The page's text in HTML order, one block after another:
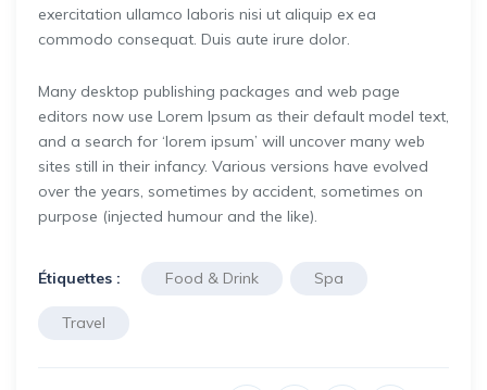
exercitation ullamco laboris nisi ut aliquip ex ea
commodo consequat. Duis aute irure dolor.
Many desktop publishing packages and web page
editors now use Lorem Ipsum as their default model text,
and a search for ‘lorem ipsum’ will uncover many web
sites still in their infancy. Various versions have evolved
over the years, sometimes by accident, sometimes on
purpose (injected humour and the like).
Étiquettes : Food & Drink Spa
Travel